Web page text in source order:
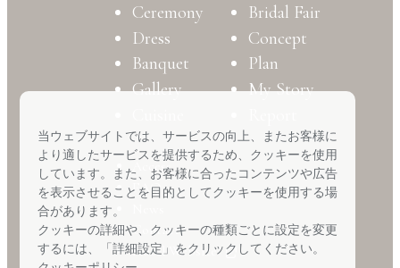
Ceremony
Bridal Fair
Dress
Concept
Banquet
Plan
Gallery
My Story
Access
FAQ
Contact
Hotel Website
当ウェブサイトでは、サービスの向上、またお客様に
より適したサービスを提供するため、クッキーを使用
しています。また、お客様に合ったコンテンツや広告
を表示させることを目的としてクッキーを使用する場
合があります。
クッキーの詳細や、クッキーの種類ごとに設定を変更
するには、「詳細設定」をクリックしてください。